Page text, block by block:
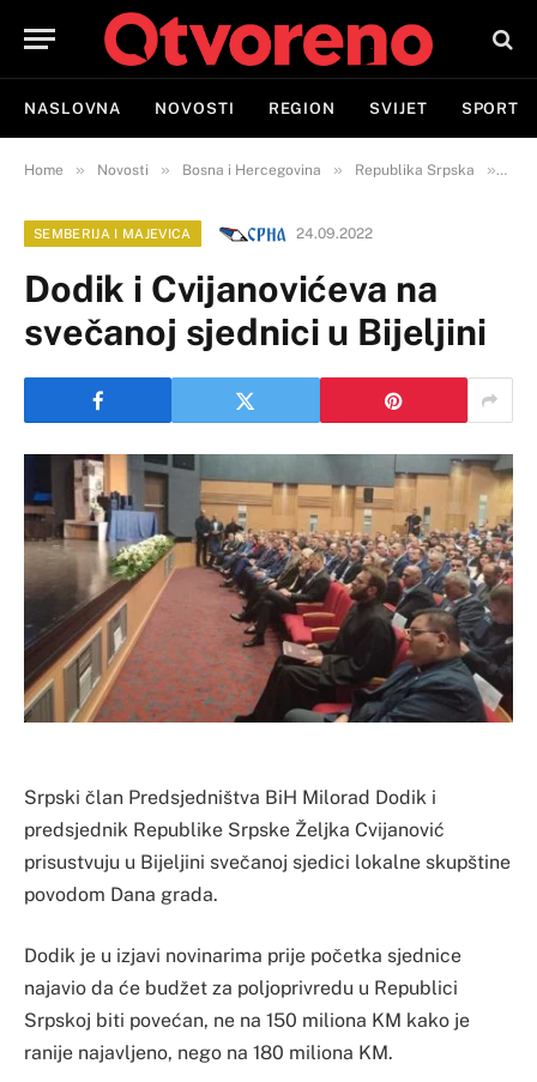
NASLOVNA NOVOSTI REGION SVIJET SPORT
Home » Novosti » Bosna i Hercegovina » Republika Srpska »
SEMBERIJA I MAJEVICA 24.09.2022
Dodik i Cvijanovićeva na
svečanoj sjednici u Bijeljini
Srpski član Predsjedništva BiH Milorad Dodik i
predsjednik Republike Srpske Željka Cvijanović
prisustvuju u Bijeljini svečanoj sjedici lokalne skupštine
povodom Dana grada.
Dodik je u izjavi novinarima prije početka sjednice
najavio da će budžet za poljoprivredu u Republici
Srpskoj biti povećan, ne na 150 miliona KM kako je
ranije najavljeno, nego na 180 miliona KM.